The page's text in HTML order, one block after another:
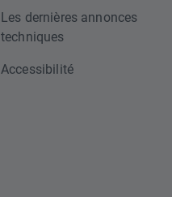
Les dernières annonces
techniques
Accessibilité